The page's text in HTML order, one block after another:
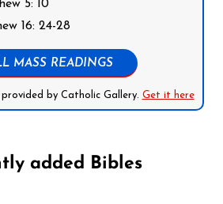
5: 10
16: 24-28
MASS READINGS
by Catholic Gallery. Get it here
added Bibles